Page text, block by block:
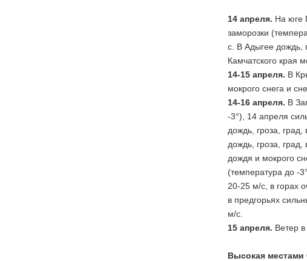
14 апреля. На юге
заморозки
с. В Адыгее дождь,
Камчатского края
14-15 апреля. В
мокрого снега и
14-16 апреля. В
-3°), 14 апреля
дождь, гроза,
дождь, гроза,
дождя и мокрого
(температура до -
20-25 м/с, в горах
в предгорьях
м/с.
15 апреля. Ветер
Высокая местами